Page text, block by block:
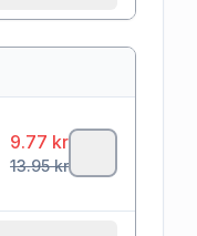
9.77 kr
13.95kr